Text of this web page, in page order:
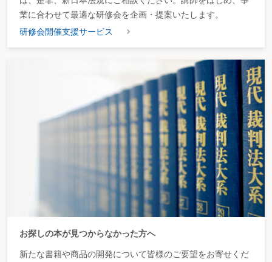
業に合わせて最適な研修会を企画・提案いたします。
研修会開催支援サービス
お探しの本が見つからなかった方へ
新たな書籍や商品の開発について皆様のご要望をお寄せくだ